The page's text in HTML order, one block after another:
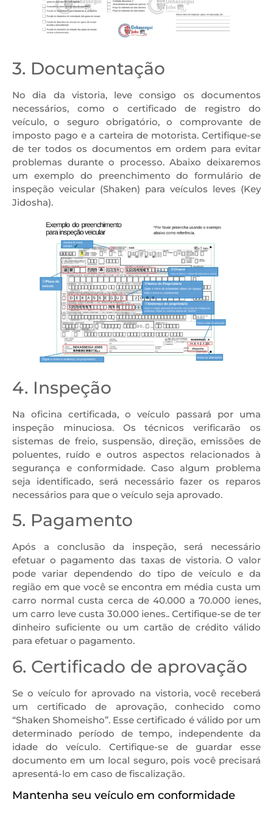
3. Documentação
No dia da vistoria, leve consigo os documentos
necessários, como o certificado de registro do
veículo, o seguro obrigatório, o comprovante de
imposto pago e a carteira de motorista. Certifique-se
de ter todos os documentos em ordem para evitar
problemas durante o processo. Abaixo deixaremos
um exemplo do preenchimento do formulário de
inspeção veicular (Shaken) para veículos leves (Key
Jidosha).
4. Inspeção
Na oficina certificada, o veículo passará por uma
inspeção minuciosa. Os técnicos verificarão os
sistemas de freio, suspensão, direção, emissões de
poluentes, ruído e outros aspectos relacionados à
segurança e conformidade. Caso algum problema
seja identificado, será necessário fazer os reparos
necessários para que o veículo seja aprovado.
5. Pagamento
Após a conclusão da inspeção, será necessário
efetuar o pagamento das taxas de vistoria. O valor
pode variar dependendo do tipo de veículo e da
região em que você se encontra em média custa um
carro normal custa cerca de 40.000 a 70.000 ienes,
um carro leve custa 30.000 ienes.. Certifique-se de ter
dinheiro suficiente ou um cartão de crédito válido
para efetuar o pagamento.
6. Certificado de aprovação
Se o veículo for aprovado na vistoria, você receberá
um certificado de aprovação, conhecido como
“Shaken Shomeisho”. Esse certificado é válido por um
determinado período de tempo, independente da
idade do veículo. Certifique-se de guardar esse
documento em um local seguro, pois você precisará
apresentá-lo em caso de fiscalização.
Mantenha seu veículo em conformidade